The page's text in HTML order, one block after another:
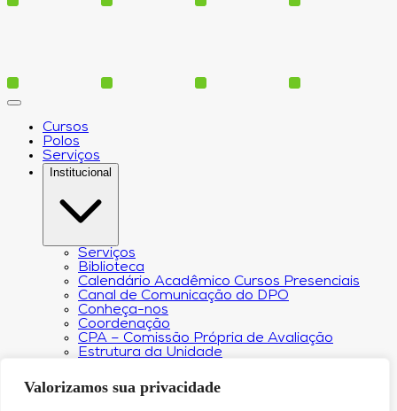
Valorizamos sua privacidade
Cursos
Polos
Serviços
Institucional
Serviços
Biblioteca
Calendário Acadêmico Cursos Presenciais
Canal de Comunicação do DPO
Conheça-nos
Coordenação
CPA – Comissão Própria de Avaliação
Estrutura da Unidade
Programa de Iniciação Científica
Núcleo de Apoio Psicopedagógico